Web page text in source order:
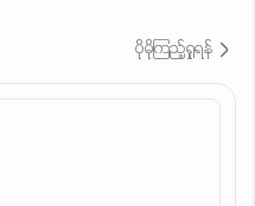
ပိုမိုကြည့်ရှုရန်